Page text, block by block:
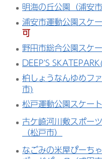
明海の丘公園（浦安市
浦安市運動公園スケ
可
野田市総合公園スケ
DEEP'S
柏しょうなんゆめフ
市)
松戸運動公園スケー
古ケ崎河川敷スポー
（松戸市）
なごみの米屋ぴーち